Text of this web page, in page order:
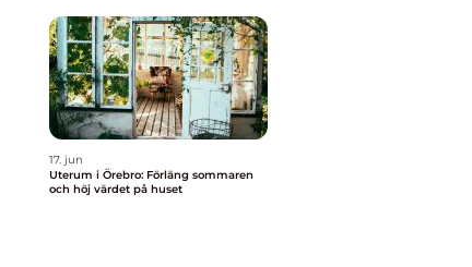
17. jun
Uterum i Örebro: Förläng sommaren
och höj värdet på huset